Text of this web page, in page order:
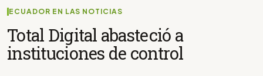
ECUADOR EN LAS NOTICIAS
Total Digital abasteció a
instituciones de control